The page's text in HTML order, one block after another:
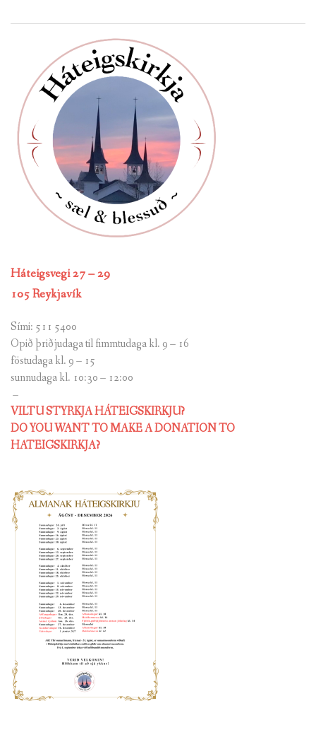
Háteigsvegi 27 – 29
105 Reykjavík
Sími: 511 5400
Opið þriðjudaga til fimmtudaga kl. 9 – 16
föstudaga kl. 9 – 15
sunnudaga kl. 10:30 – 12:00
–
VILTU STYRKJA HÁTEIGSKIRKJU?
DO YOU WANT TO MAKE A DONATION TO
HATEIGSKIRKJA?